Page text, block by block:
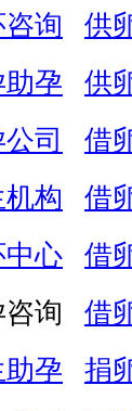
询
供
孕
供
司
借
构
借
中心
借
询
借
孕
捐